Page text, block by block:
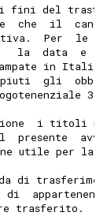
fini del
che  il
Per  le
la  data
in
gli
31
i titoli
presente
utile per la
di
trasferito.